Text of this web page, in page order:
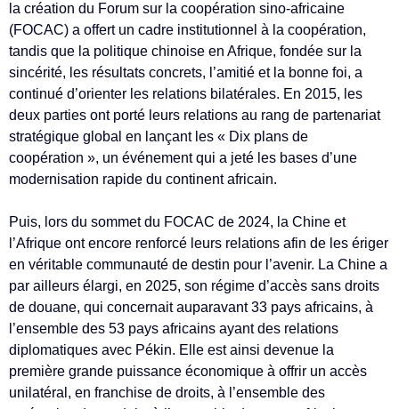
la création du Forum sur la coopération sino-africaine
(FOCAC) a offert un cadre institutionnel à la coopération,
tandis que la politique chinoise en Afrique, fondée sur la
sincérité, les résultats concrets, l’amitié et la bonne foi, a
continué d’orienter les relations bilatérales. En 2015, les
deux parties ont porté leurs relations au rang de partenariat
stratégique global en lançant les « Dix plans de
coopération », un événement qui a jeté les bases d’une
modernisation rapide du continent africain.
Puis, lors du sommet du FOCAC de 2024, la Chine et
l’Afrique ont encore renforcé leurs relations afin de les ériger
en véritable communauté de destin pour l’avenir. La Chine a
par ailleurs élargi, en 2025, son régime d’accès sans droits
de douane, qui concernait auparavant 33 pays africains, à
l’ensemble des 53 pays africains ayant des relations
diplomatiques avec Pékin. Elle est ainsi devenue la
première grande puissance économique à offrir un accès
unilatéral, en franchise de droits, à l’ensemble des